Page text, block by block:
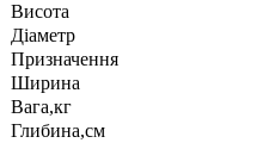
Висота
Діаметр
Призначення
Ширина
Вага,кг
Глибина,см